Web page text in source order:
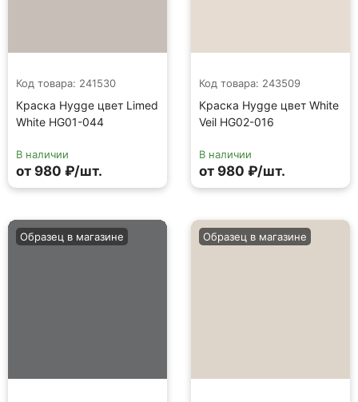
Код товара: 241530
Краска Hygge цвет Limed
White HG01-044
В наличии
от 980 ₽/шт.
Код товара: 243509
Краска Hygge цвет White
Veil HG02-016
В наличии
от 980 ₽/шт.
Образец в магазине Образец в магазине